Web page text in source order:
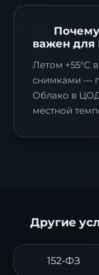
важен для
Летом +55°C
снимками —
Облако в
местной
Другие
152-ФЗ